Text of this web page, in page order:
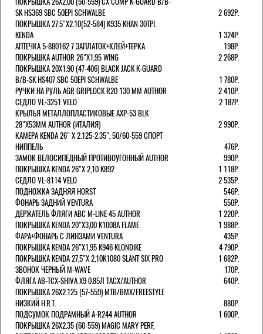
SK HS369 SBC 50EPI SCHWALBE
2 692Р.
ПОКРЫШКА 27.5"Х2.10(52-584) K935 KHAN 30TPI.
KENDA
1 324Р.
АПТЕЧКА 5-880162 7 ЗАПЛАТОК+КЛЕЙ+ТЕРКА
198Р.
ПОКРЫШКА AUTHOR 26"Х1,95 WING
2 268Р.
ПОКРЫШКА 20X1.90 (47-406) BLACK JACK K-GUARD
B/B-SK HS407 SBC 50EPI SCHWALBE
1 780Р.
РУЧКИ НА РУЛЬ AGR GRIPLOCK R20 130 ММ AUTHOR
2 410Р.
СЕДЛО VL-3251 VELO
2 187Р.
КРЫЛЬЯ МЕТАЛЛОПЛАСТИКОВЫЕ AXP-53 BLK
28"Х53ММ AUTHOR (ИТАЛИЯ)
2 990Р.
КАМЕРА KENDA 26" Х 2.125-2.35", 50/60-559 СПОРТ
НИППЕЛЬ
476Р.
ЗАМОК ВЕЛОСИПЕДНЫЙ ПРОТИВОУГОННЫЙ AUTHOR
990Р.
ПОКРЫШКА KENDA 26"Х 2,10 K892
1 118Р.
СЕДЛО VL-8114 VELO
2 535Р.
ПОДНОЖКА ЗАДНЯЯ HORST
546Р.
ФОНАРЬ ЗАДНИЙ VENTURA
550Р.
ДЕРЖАТЕЛЬ ФЛЯГИ АВС M-LINE 45 AUTHOR
1 220Р.
ПОКРЫШКА KENDA 20"Х3,00 K1008A FLAME
1 988Р.
ФАРА+ФОНАРЬ С ЛИНЗАМИ VENTURA
435Р.
ПОКРЫШКА KENDA 26"Х1,95 K946 KLONDIKE
4 790Р.
ПОКРЫШКА KENDA 27,5"Х 2,10K1080 SLANT SIX PRO
1 682Р.
ЗВОНОК ЧЕРНЫЙ M-WAVE
170Р.
ФЛЯГА AB-TCX-SHIVA X9 0.85Л TACX/AUTHOR
640Р.
ПОКРЫШКА 26X2.125 (57-559) MTB/BMX/FREESTYLE
НИЗКИЙ H.R.T.
880Р.
ПОДСУМОК ПОДРАМНЫЙ A-R244 AUTHOR
1 600Р.
ПОКРЫШКА 26X2.35 (60-559) MAGIC MARY PERF,